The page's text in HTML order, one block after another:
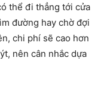
thể đi thẳng tới cửa
đường hay chờ đợi
chi phí sẽ cao hơn
nên cân nhắc dựa